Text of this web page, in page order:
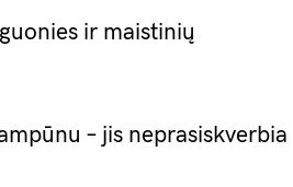
ir maistinių
– jis neprasiskverbia